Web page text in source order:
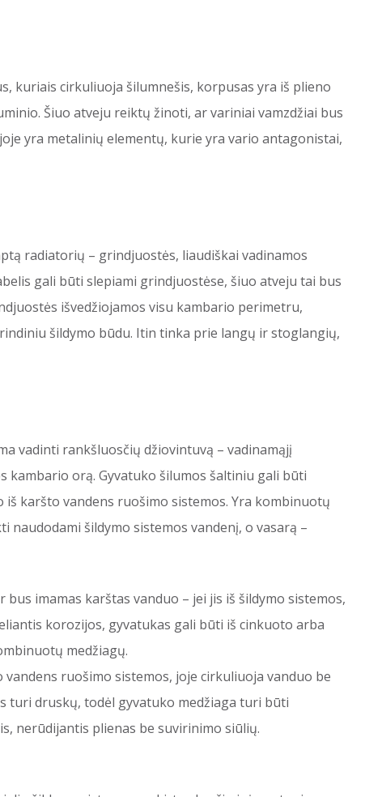
kuriais cirkuliuoja šilumnešis, korpusas yra iš plieno
Šiuo atveju reiktų žinoti, ar variniai vamzdžiai bus
yra metalinių elementų, kurie yra vario antagonistai,
radiatorių – grindjuostės, liaudiškai vadinamos
gali būti slepiami grindjuostėse, šiuo atveju tai bus
išvedžiojamos visu kambario perimetru,
šildymo būdu. Itin tinka prie langų ir stoglangių,
vadinti rankšluosčių džiovintuvą – vadinamąjį
kambario orą. Gyvatuko šilumos šaltiniu gali būti
karšto vandens ruošimo sistemos. Yra kombinuotų
šildymo sistemos vandenį, o vasarą –
imamas karštas vanduo – jei jis iš šildymo sistemos,
korozijos, gyvatukas gali būti iš cinkuoto arba
medžiagų.
ruošimo sistemos, joje cirkuliuoja vanduo be
turi druskų, todėl gyvatuko medžiaga turi būti
nerūdijantis plienas be suvirinimo siūlių.